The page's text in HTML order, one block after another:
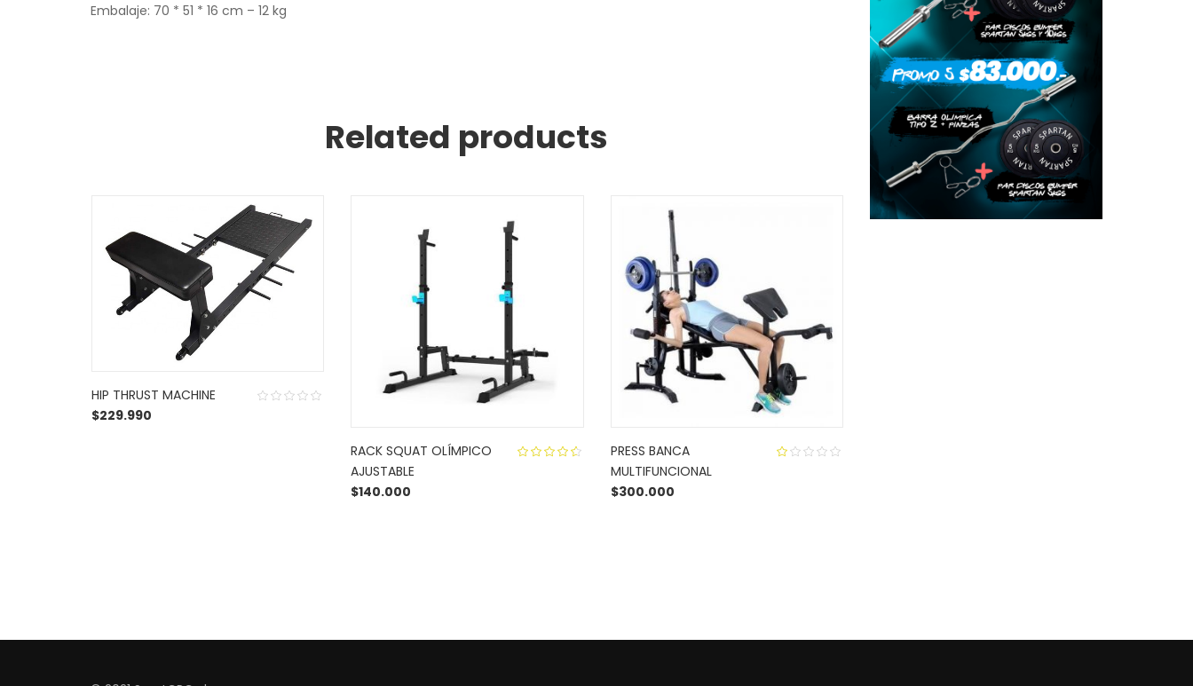
Embalaje: 70 * 51 * 16 cm – 12 kg
Related products
HIP THRUST MACHINE
$229.990
RACK SQUAT OLÍMPICO
AJUSTABLE
$140.000
PRESS BANCA
MULTIFUNCIONAL
$300.000